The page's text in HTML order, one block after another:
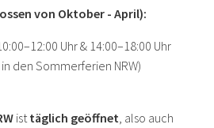
von Oktober - April):
Uhr & 14:00–18:00 Uhr
den Sommerferien NRW)
ist täglich geöffnet , also auch